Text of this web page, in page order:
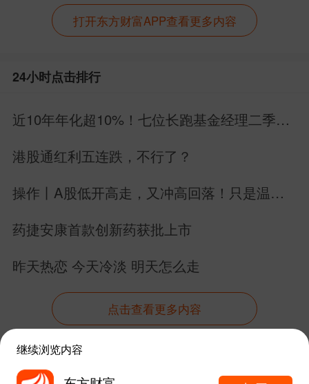
打开东方财富APP查看更多内容
24小时点击排行
近10年年化超10%！七位长跑基金经理二季报
港股通红利五连跌，不行了？
操作丨A股低开高走，又冲高回落！只是温和
药捷安康首款创新药获批上市
昨天热恋 今天冷淡 明天怎么走
点击查看更多内容
资讯
继续浏览内容